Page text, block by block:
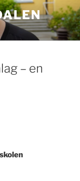
– en